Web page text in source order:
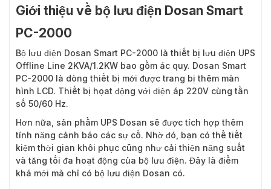
Giới thiệu về bộ lưu điện Dosan Smart
PC-2000
Bộ lưu điện Dosan Smart PC-2000 là thiết bị lưu điện UPS
Offline Line 2KVA/1.2KW bao gồm ác quy. Dosan Smart
PC-2000 là dòng thiết bị mới được trang bị thêm màn
hình LCD. Thiết bị họat động với điện áp 220V cùng tần
số 50/60 Hz.
Hơn nữa, sản phẩm UPS Dosan sẽ được tích hợp thêm
tính năng cảnh báo các sự cố. Nhờ đó, bạn có thể tiết
kiệm thời gian khôi phục cũng như cải thiện năng suất
và tăng tối đa hoạt động của bộ lưu điện. Đây là điểm
khá mới mà chỉ có bộ lưu điện Dosan có.